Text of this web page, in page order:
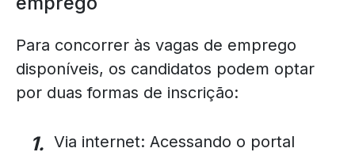
Para concorrer às vagas de emprego
disponíveis, os candidatos podem optar
por duas formas de inscrição:
Via internet: Acessando o portal